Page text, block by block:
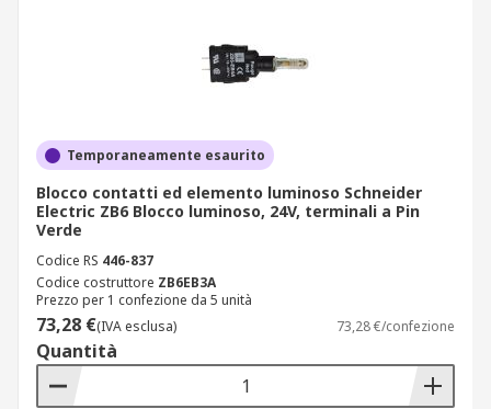
colori per essere abbinati al colore del pulsante.•
A incandescenza - Questi blocchi luminosi sono
sostituibile. Le lampadine producono una luce
bianca che brilla attraverso la testa del pulsante
per produrre il colore desiderato.
Temporaneamente esaurito
Blocco contatti ed elemento luminoso Schneider
Electric ZB6 Blocco luminoso, 24V, terminali a Pin
Verde
Codice RS 446-837
Codice costruttore ZB6EB3A
Prezzo per 1 confezione da 5 unità
73,28 €(IVA esclusa) 73,28 €/confezione
Quantità